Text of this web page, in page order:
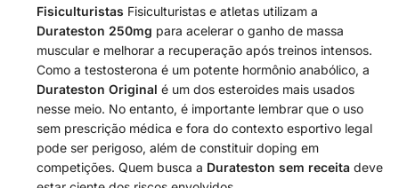
Fisiculturistas Fisiculturistas e atletas utilizam a
Durateston 250mg para acelerar o ganho de massa
muscular e melhorar a recuperação após treinos intensos.
Como a testosterona é um potente hormônio anabólico, a
Durateston Original é um dos esteroides mais usados
nesse meio. No entanto, é importante lembrar que o uso
sem prescrição médica e fora do contexto esportivo legal
pode ser perigoso, além de constituir doping em
competições. Quem busca a Durateston sem receita deve